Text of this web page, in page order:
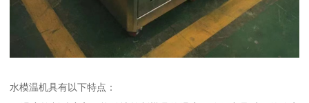
水模温机具有以下特点：